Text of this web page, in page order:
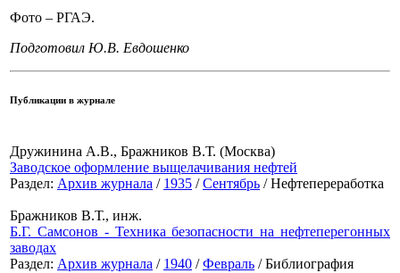
Фото – РГАЭ.
Подготовил Ю.В. Евдошенко
Публикации в журнале
Дружинина А.В., Бражников В.Т. (Москва)
Заводское оформление выщелачивания нефтей
Раздел: Архив журнала / 1935 /Сентябрь / Нефтепереработка
Бражников В.Т., инж.
Б.Г. Самсонов - Техника безопасности на нефтеперегонных
заводах
Раздел: Архив журнала / 1940 /Февраль / Библиография